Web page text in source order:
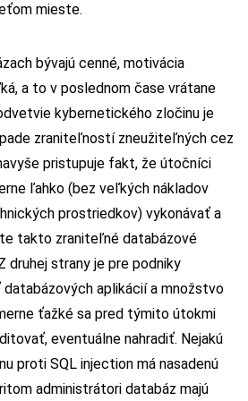
mieste.
bývajú cenné, motivácia
a to v poslednom čase vrátane
kybernetického zločinu je
zraniteľností zneužiteľných cez
pristupuje fakt, že útočníci
ľahko (bez veľkých nákladov
prostriedkov) vykonávať a
takto zraniteľné databázové
druhej strany je pre podniky
aplikácií a množstvo
ťažké sa pred týmito útokmi
eventuálne nahradiť. Nejakú
proti SQL injection má nasadenú
administrátori databáz majú